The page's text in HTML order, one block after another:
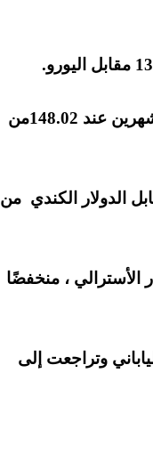
تراجع الين إلى 147.90 مقابل الجنيه ،بالقرب من أدنى مستوى له منذ شهرين عند 148.02من
0.1 في المئة الى ادنى مستوى في 4 أشهر من 86.70 مقابل الدولار الكندي من
أسابيع عند 81.51 مقابل الدولار الأسترالي ، منخفضًا
الياباني وتراجعت إلى